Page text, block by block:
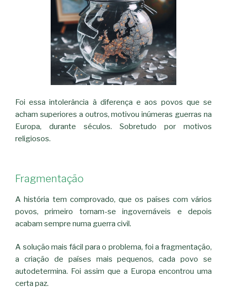
Foi essa intolerância à diferença e aos povos que se
acham superiores a outros, motivou inúmeras guerras na
Europa, durante séculos. Sobretudo por motivos
religiosos.
Fragmentação
A história tem comprovado, que os países com vários
povos, primeiro tornam-se ingovernáveis e depois
acabam sempre numa guerra civil.
A solução mais fácil para o problema, foi a fragmentação,
a criação de países mais pequenos, cada povo se
autodetermina. Foi assim que a Europa encontrou uma
certa paz.